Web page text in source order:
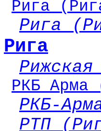
Рига
Рига
Рига
РКБ Арма
РКБ-
РТП